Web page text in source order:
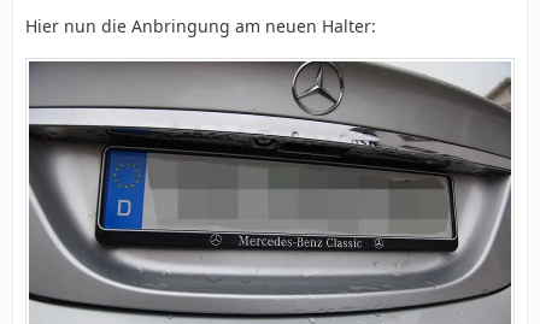
Hier nun die Anbringung am neuen Halter: